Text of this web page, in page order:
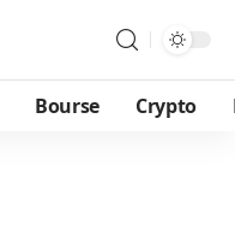
Bourse Crypto